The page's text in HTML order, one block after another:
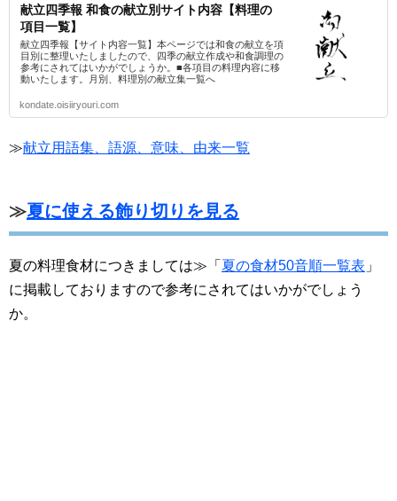
献立四季報 和食の献立別サイト内容【料理の
項目一覧】
献立四季報【サイト内容一覧】本ページでは和食の献立を項
目別に整理いたしましたので、四季の献立作成や和食調理の
参考にされてはいかがでしょうか。■各項目の料理内容に移
動いたします。月別、料理別の献立集一覧へ
kondate.oisiiryouri.com
≫献立用語集、語源、意味、由来一覧
≫夏に使える飾り切りを見る
夏の料理食材につきましては≫「 夏の食材50音順一覧表 」
に掲載しておりますので参考にされてはいかがでしょう
か。